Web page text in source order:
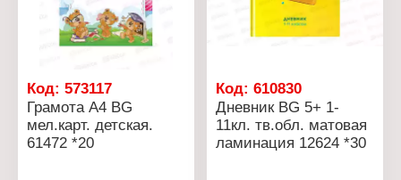
Код: 573117
Грамота А4 BG
мел.карт. детская.
61472 *20
Код:610830
Дневник BG 5+ 1-
11кл. тв.обл. матовая
ламинация 12624 *30